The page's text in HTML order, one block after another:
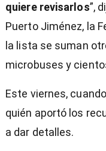
quiere revisarlos”,
Puerto Jiménez, la
la lista se suman
microbuses y
Este viernes,
quién aportó los
a dar detalles.